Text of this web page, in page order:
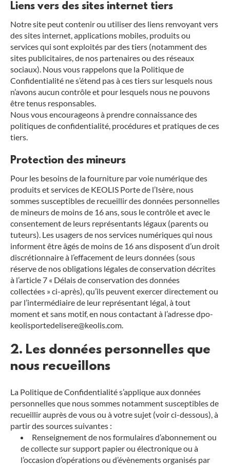
Liens vers des sites internet tiers
Notre site peut contenir ou utiliser des liens renvoyant vers
des sites internet, applications mobiles, produits ou
services qui sont exploités par des tiers (notamment des
sites publicitaires, de nos partenaires ou des réseaux
sociaux). Nous vous rappelons que la Politique de
Confidentialité ne s’étend pas à ces tiers sur lesquels nous
n’avons aucun contrôle et pour lesquels nous ne pouvons
être tenus responsables.
Nous vous encourageons à prendre connaissance des
politiques de confidentialité, procédures et pratiques de ces
tiers.
Protection des mineurs
Pour les besoins de la fourniture par voie numérique des
produits et services de KEOLIS Porte de l’Isère, nous
sommes susceptibles de recueillir des données personnelles
de mineurs de moins de 16 ans, sous le contrôle et avec le
consentement de leurs représentants légaux (parents ou
tuteurs). Les usagers de nos services numériques qui nous
informent être âgés de moins de 16 ans disposent d’un droit
discrétionnaire à l’effacement de leurs données (sous
réserve de nos obligations légales de conservation décrites
à l’article 7 « Délais de conservation des données
collectées » ci-après), qu’ils peuvent exercer directement ou
par l’intermédiaire de leur représentant légal, à tout
moment et sans motif, en nous contactant à l’adresse dpo-
keolisportedelisere@keolis.com.
2. Les données personnelles que
nous recueillons
La Politique de Confidentialité s’applique aux données
personnelles que nous sommes notamment susceptibles de
recueillir auprès de vous ou à votre sujet (voir ci-dessous), à
partir des sources suivantes :
Renseignement de nos formulaires d’abonnement ou
de collecte sur support papier ou électronique ou à
l’occasion d’opérations ou d’évènements organisés par